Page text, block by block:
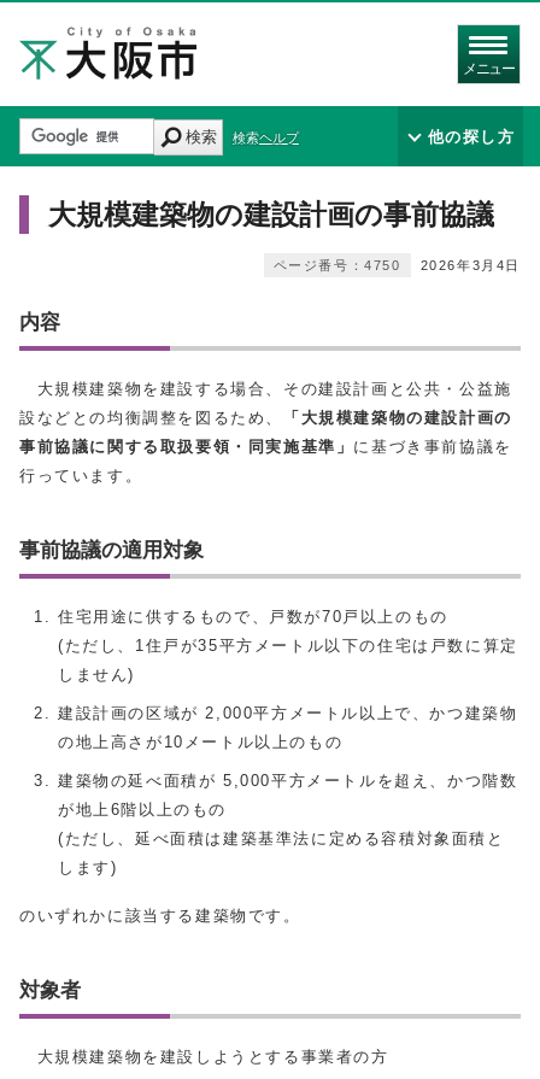
メニュー
検索 検索ヘルプ 他の探し方
大規模建築物の建設計画の事前協議
2026年3月4日
ページ番号：4750
内容
大規模建築物を建設する場合、その建設計画と公共・公益施
設などとの均衡調整を図るため、
「大規模建築物の建設計画の
事前協議に関する取扱要領・同実施基準」 に基づき事前協議を
行っています。
事前協議の適用対象
住宅用途に供するもので、戸数が70戸以上のもの
(ただし、1住戸が35平方メートル以下の住宅は戸数に算定
しません)
建設計画の区域が 2,000平方メートル以上で、かつ建築物
の地上高さが10メートル以上のもの
建築物の延べ面積が 5,000平方メートルを超え、かつ階数
が地上6階以上のもの
(ただし、延べ面積は建築基準法に定める容積対象面積と
します)
のいずれかに該当する建築物です。
対象者
大規模建築物を建設しようとする事業者の方